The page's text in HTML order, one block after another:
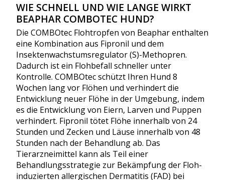
WIE SCHNELL UND WIE LANGE WIRKT
BEAPHAR COMBOTEC HUND?
Die COMBOtec Flohtropfen von Beaphar enthalten
eine Kombination aus Fipronil und dem
Insektenwachstumsregulator (S)-Methopren.
Dadurch ist ein Flohbefall schneller unter
Kontrolle. COMBOtec schützt Ihren Hund 8
Wochen lang vor Flöhen und verhindert die
Entwicklung neuer Flöhe in der Umgebung, indem
es die Entwicklung von Eiern, Larven und Puppen
verhindert. Fipronil tötet Flöhe innerhalb von 24
Stunden und Zecken und Läuse innerhalb von 48
Stunden nach der Behandlung ab. Das
Tierarzneimittel kann als Teil einer
Behandlungsstrategie zur Bekämpfung der Floh-
induzierten allergischen Dermatitis (FAD) bei